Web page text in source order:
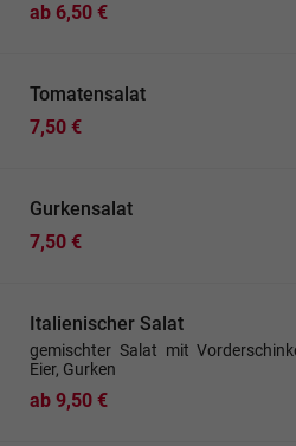
ab 6,50 €
Tomatensalat
7,50 €
Gurkensalat
7,50 €
Italienischer Salat
gemischter Salat mit
Eier, Gurken
ab 9,50 €